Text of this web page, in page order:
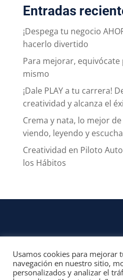
Entradas
¡Despega tu negocio
hacerlo divertido
Para mejorar,
mismo
¡Dale PLAY a tu carrera!
creatividad y alcanza el
Crema y nata, lo mejor
viendo, leyendo y
Creatividad en Piloto
los Hábitos
© 2022, Unofficial Media, LLC –
Usamos cookies para mejorar
navegación en nuestro sitio,
personalizados y analizar el